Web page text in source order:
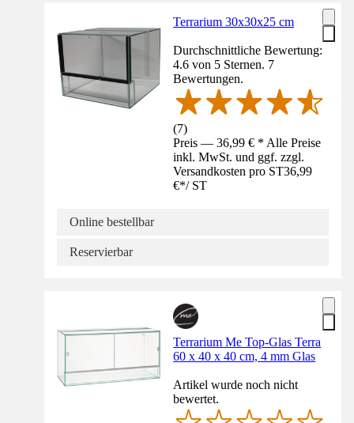
Terrarium 30x30x25 cm
Durchschnittliche Bewertung:
4.6 von 5 Sternen. 7
Bewertungen.
(7)
Preis — 36,99 € * Alle Preise
inkl. MwSt. und ggf. zzgl.
Versandkosten pro ST36,99
€*/ ST
Online bestellbar
Reservierbar
Terrarium Me Top-Glas Terra
60 x 40 x 40 cm, 4 mm Glas
Artikel wurde noch nicht
bewertet.